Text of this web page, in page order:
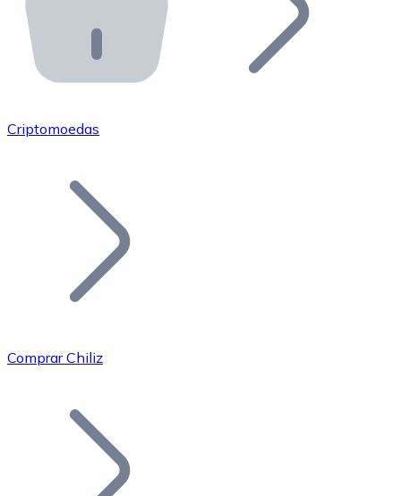
API Bitnovo
Integre nossa API no seu ecossistema.
Junte-se à nossa rede de revendedores e comercialize
Adicione o token do seu projeto ao nosso serviço de
Bitcoin
Criptomoedas
Comprar Chiliz